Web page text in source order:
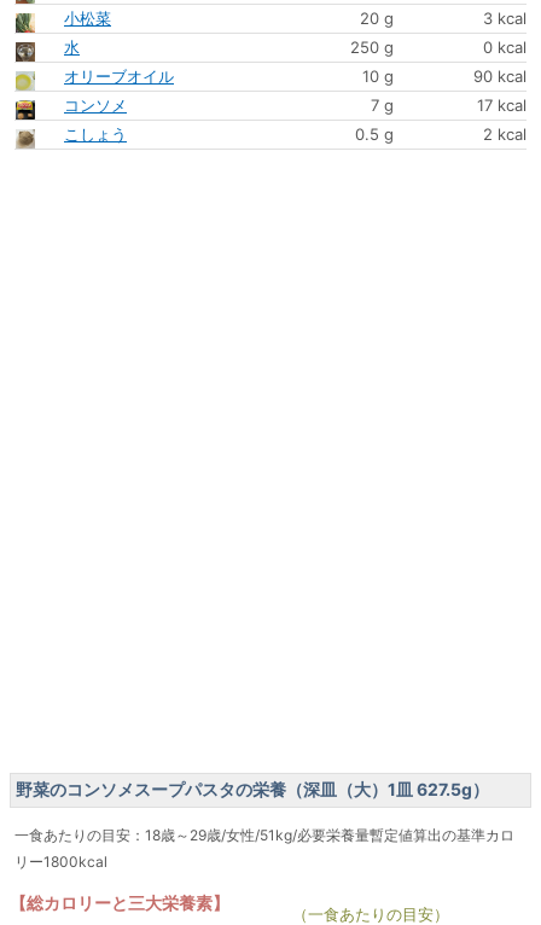
小松菜
20 g
3 kcal
水
250 g
0 kcal
オリーブオイル
10 g
90 kcal
コンソメ
7 g
17 kcal
こしょう
0.5 g 2 kcal
野菜のコンソメスープパスタの栄養（深皿（大）1皿 627.5g）
一食あたりの目安：18歳～29歳/女性/51kg/必要栄養量暫定値算出の基準カロ
リー1800kcal
【総カロリーと三大栄養素】
（一食あたりの目安）